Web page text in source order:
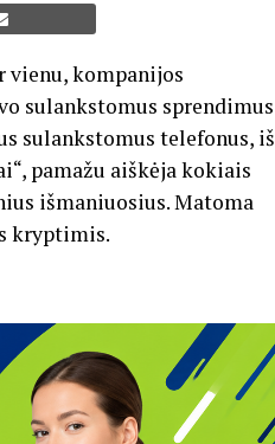
vienu, kompanijos
sulankstomus sprendimus
sulankstomus telefonus, iš
pamažu aiškėja kokiais
išmaniuosius. Matoma
kryptimis.